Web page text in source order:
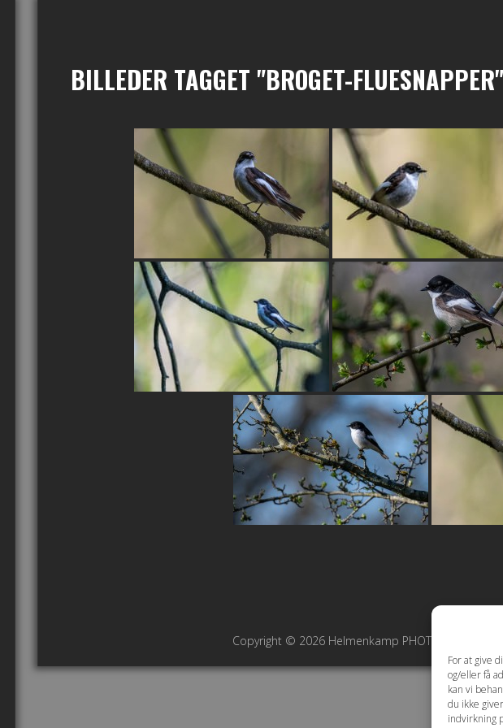
For at give
og/eller få
kan vi
du ikke
indvirkning
BILLEDER TAGGET "BROGET-FLUESNAPPER"
Copyright © 2026 Helmenkamp PHOTOGRAPHY ·